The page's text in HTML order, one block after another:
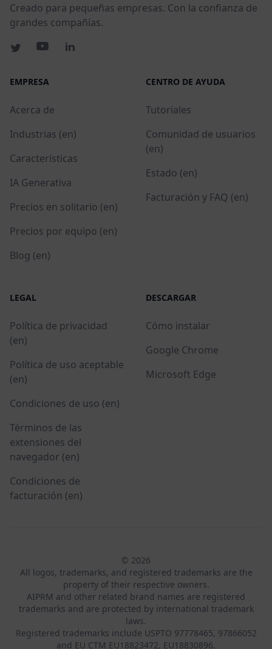
Creado para pequeñas empresas. Con la confianza de
grandes compañías.
EMPRESA
Acerca de
Industrias (en)
Características
IA Generativa
Precios en solitario (en)
Precios por equipo (en)
Blog (en)
CENTRO DE AYUDA
Tutoriales
Comunidad de usuarios
(en)
Estado (en)
Facturación y FAQ (en)
LEGAL
Política de privacidad
(en)
Política de uso aceptable
(en)
Condiciones de uso (en)
Términos de las
extensiones del
navegador (en)
Condiciones de
facturación (en)
DESCARGAR
Cómo instalar
Google Chrome
Microsoft Edge
© 2026
All logos, trademarks, and registered trademarks are the
property of their respective owners.
AIPRM and other related brand names are registered
trademarks and are protected by international trademark
laws.
Registered trademarks include USPTO 97778465, 97866052
and EU CTM EU18823472, EU18830896.